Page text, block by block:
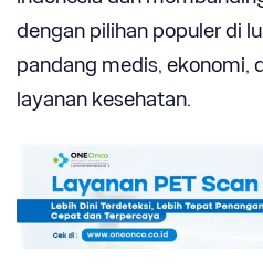
dengan pilihan populer di
pandang medis, ekonomi,
layanan kesehatan.